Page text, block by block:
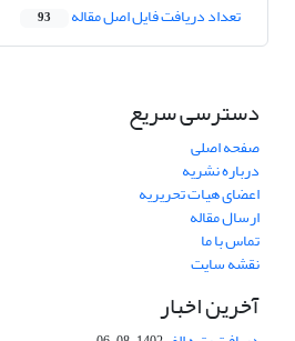
تعداد دریافت فایل اصل مقاله 93
دسترسی سریع
صفحه اصلی
درباره نشریه
اعضای هیات تحریریه
ارسال مقاله
تماس با ما
نقشه سایت
آخرین اخبار